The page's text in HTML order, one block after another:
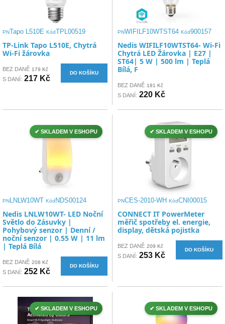
PNTapo L510E KódTPL00519
TP-Link Tapo L510E, Chytrá
Wi-Fi žárovka
BEZ DANĚ 179 Kč
S DANÍ: 217 Kč
DO KOŠÍKU
PNWIFILF10WTST64 Kód900157
Nedis WIFILF10WTST64- Wi-Fi
Chytrá LED Žárovka | E27 |
ST64| 5 W | 500 lm | Teplá
Bílá, F
BEZ DANĚ 181 Kč
S DANÍ: 220 Kč
✔ SKLADEM V ESHOPU
PNLNLW10WT Kód NDS00124
Nedis LNLW10WT- LED Noční
Světlo do Zásuvky |
Pohybový senzor | Denní /
noční senzor | 0.55 W | 11 lm
| Teplá Bílá
BEZ DANĚ 208 Kč
S DANÍ: 252 Kč
DO KOŠÍKU
✔ SKLADEM V ESHOPU
PNCES-2010-WH KódCNI00015
CONNECT IT PowerMeter
měřič spotřeby el. energie,
display, dětská pojistka
BEZ DANĚ 209 Kč
S DANÍ: 253 Kč
DO KOŠÍKU
✔ SKLADEM V ESHOPU ✔ SKLADEM V ESHOPU